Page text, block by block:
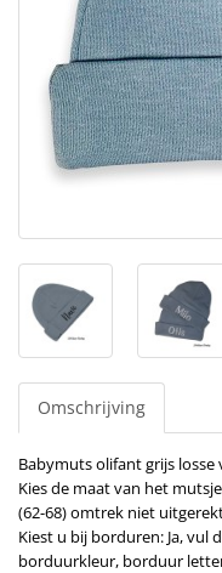
Omschrijving
Babymuts olifant grijs
Kies de maat van het
(62-68) omtrek niet
Kiest u bij borduren: Ja, vul
borduurkleur, borduur